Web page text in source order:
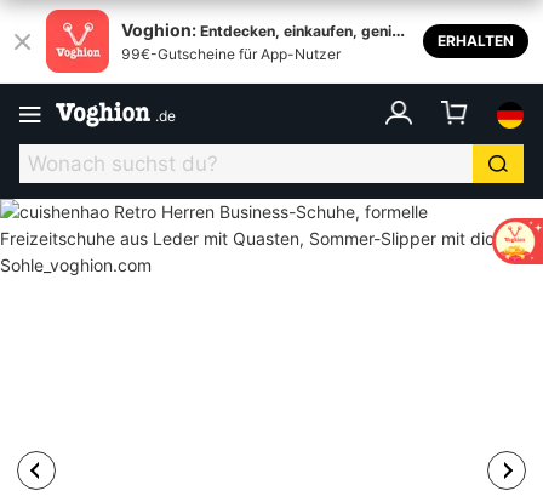
Voghion: Entdecken, einkaufen, genieß
en
99€-Gutscheine für App-Nutzer
ERHALTEN
.de